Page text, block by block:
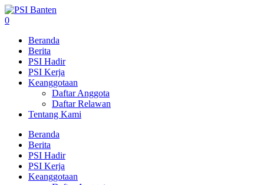
0
Beranda
Berita
PSI Hadir
PSI Kerja
Keanggotaan
Daftar Anggota
Daftar Relawan
Tentang Kami
Beranda
Berita
PSI Hadir
PSI Kerja
Keanggotaan